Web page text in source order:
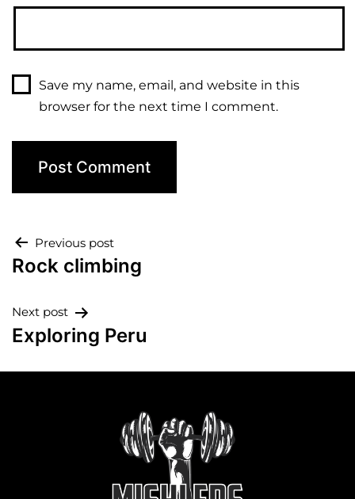
Save my name, email, and website in this
browser for the next time I comment.
Previous post
Rock climbing
Next post
Exploring Peru